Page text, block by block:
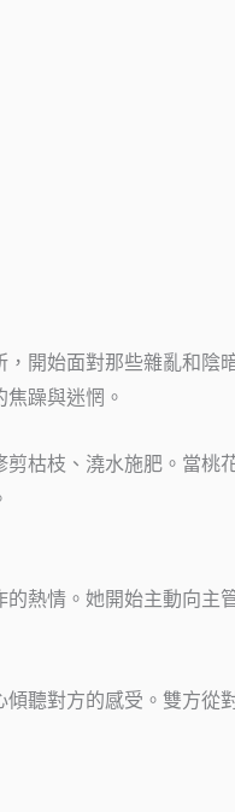
開始面對那些雜亂和
躁與迷惘。
枯枝、澆水施肥。當
熱情。她開始主動向
聽對方的感受。雙方